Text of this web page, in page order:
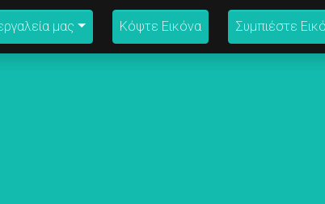
μας Κόψτε Εικόνα Συμπιέστε